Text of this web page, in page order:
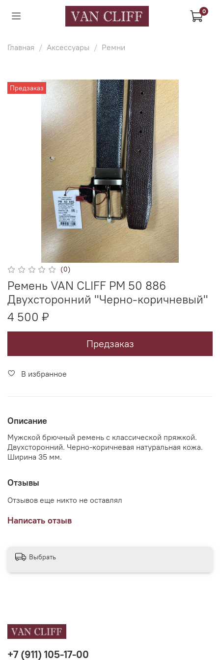
0
Главная Аксессуары Ремни
Предзаказ
(0)
Ремень VAN CLIFF РМ 50 886
Двухсторонний "Черно-коричневый"
4 500 ₽
Предзаказ
В избранное
Описание
Мужской брючный ремень с классической пряжкой.
Двухсторонний. Черно-коричневая натуральная кожа.
Ширина 35 мм.
Отзывы
Отзывов еще никто не оставлял
Написать отзыв
Выбрать
+7 (911) 105-17-00